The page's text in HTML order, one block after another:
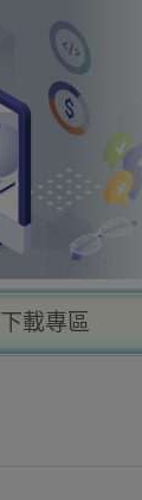
下載專區